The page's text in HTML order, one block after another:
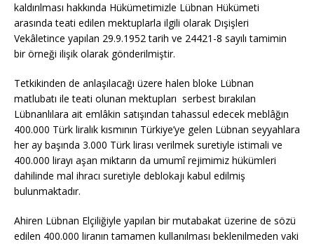
kaldırılması hakkında Hükümetimizle Lübnan Hükümeti
arasında teati edilen mektuplarla ilgili olarak Dışişleri
Vekâletince yapılan 29.9.1952 tarih ve 24421-8 sayılı tamimin
bir örneği ilişik olarak gönderilmiştir.
Tetkikinden de anlaşılacağı üzere halen bloke Lübnan
matlubatı ile teati olunan mektupları serbest bırakılan
Lübnanlılara ait emlâkin satışından tahassul edecek meblâğın
400.000 Türk liralık kısmının Türkiye’ye gelen Lübnan seyyahlara
her ay başında 3.000 Türk lirası verilmek suretiyle istimali ve
400.000 lirayı aşan miktarın da umumî rejimimiz hükümleri
dahilinde mal ihracı suretiyle deblokajı kabul edilmiş
bulunmaktadır.
Ahiren Lübnan Elçiliğiyle yapılan bir mutabakat üzerine de sözü
edilen 400.000 liranın tamamen kullanılması beklenilmeden vaki